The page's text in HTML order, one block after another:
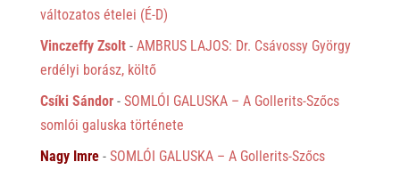
változatos ételei (É-D)
Vinczeffy Zsolt- AMBRUS LAJOS: Dr. Csávossy György
erdélyi borász, költő
Csíki Sándor- SOMLÓI GALUSKA – A Gollerits-Szőcs
somlói galuska története
Nagy Imre- SOMLÓI GALUSKA – A Gollerits-Szőcs